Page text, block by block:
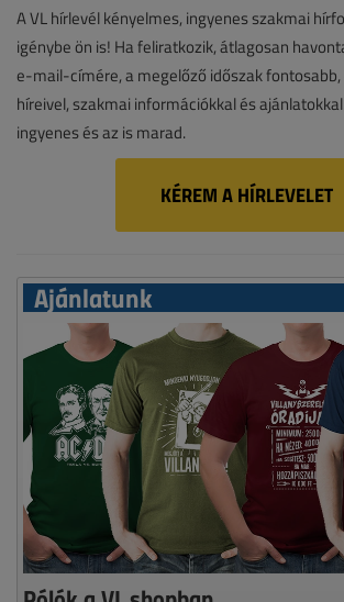
A VL hírlevél kényelmes, ingyenes szakmai
igénybe ön is! Ha feliratkozik, átlagosan
e-mail-címére, a megelőző időszak
híreivel, szakmai információkkal és
ingyenes és az is marad.
KÉREM A HÍRLEVELET
Ajánlatunk